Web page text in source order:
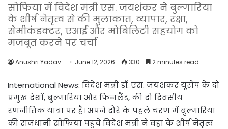
सोफिया में विदेश मंत्री एस. जयशंकर ने बुल्गारिया
के शीर्ष नेतृत्व से की मुलाकात, व्यापार, रक्षा,
सेमीकंडक्टर, एआई और मोबिलिटी सहयोग को
मजबूत करने पर चर्चा
Anushri Yadav June 12, 2026 330 2 minutes read
International News: विदेश मंत्री डॉ. एस. जयशंकर यूरोप के दो
प्रमुख देशों, बुल्गारिया और फिनलैंड, की दो दिवसीय
रणनीतिक यात्रा पर हैं। अपने दौरे के पहले चरण में बुल्गारिया
की राजधानी सोफिया पहुंचे विदेश मंत्री ने वहां के शीर्ष नेतृत्व